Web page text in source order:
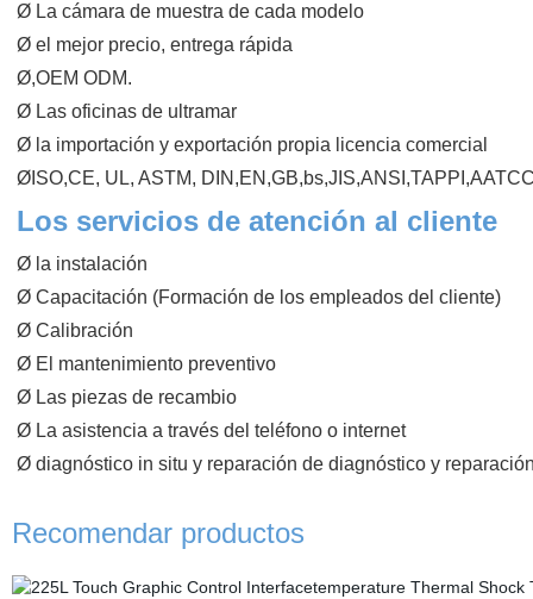
Ø La cámara de muestra de cada modelo
Ø el mejor precio, entrega rápida
Ø,OEM ODM.
Ø Las oficinas de ultramar
Ø la importación y exportación propia licencia comercial
ØISO,CE, UL, ASTM,
Los servicios de atención al cliente
Ø la instalación
Ø Capacitación (Formación de los empleados del cliente)
Ø Calibración
Ø El mantenimiento preventivo
Ø Las piezas de recambio
Ø La asistencia a través del teléfono o internet
Ø diagnóstico in situ y reparación de diagnóstico y
Recomendar productos